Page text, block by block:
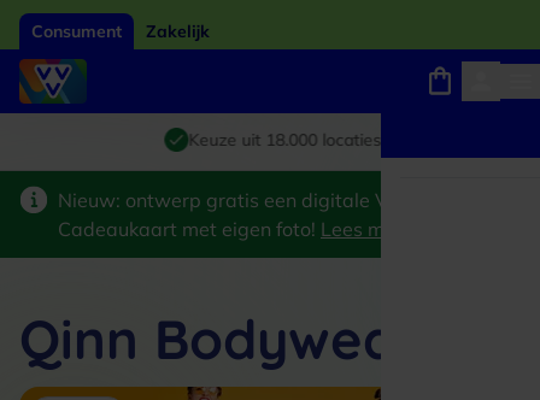
Consument Zakelijk
Giftcard van het jaar 2026
Keuze uit 18.000 locaties
Winkels, webshops en uitjes
Nieuw: ontwerp gratis een digitale VVV
Cadeaukaart met eigen foto! Lees meer
Qinn Bodywear